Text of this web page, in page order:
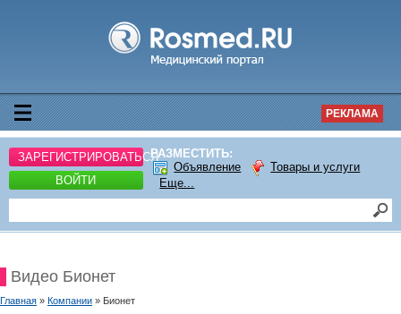
РЕКЛАМА
ЗАРЕГИСТРИРОВАТЬСЯ
ВОЙТИ
РАЗМЕСТИТЬ:
Объявление
Товары и услуги
Еще...
Видео Бионет
Главная » Компании » Бионет